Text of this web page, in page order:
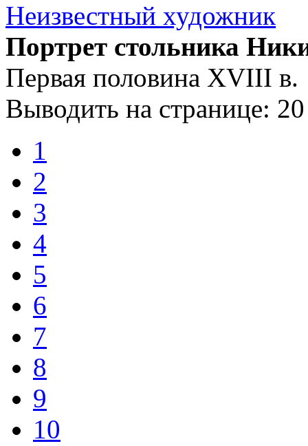
Неизвестный художник
Портрет стольника
Первая половина XVIII в.
Выводить на странице: 20
1
2
3
4
5
6
7
8
9
10